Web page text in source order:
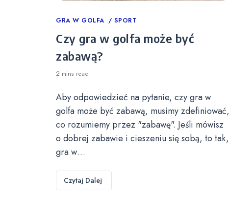
Categories
GRA W GOLFA SPORT
Czy gra w golfa może być
zabawą?
2 mins read
Aby odpowiedzieć na pytanie, czy gra w
golfa może być zabawą, musimy zdefiniować,
co rozumiemy przez "zabawę". Jeśli mówisz
o dobrej zabawie i cieszeniu się sobą, to tak,
gra w…
Czytaj Dalej